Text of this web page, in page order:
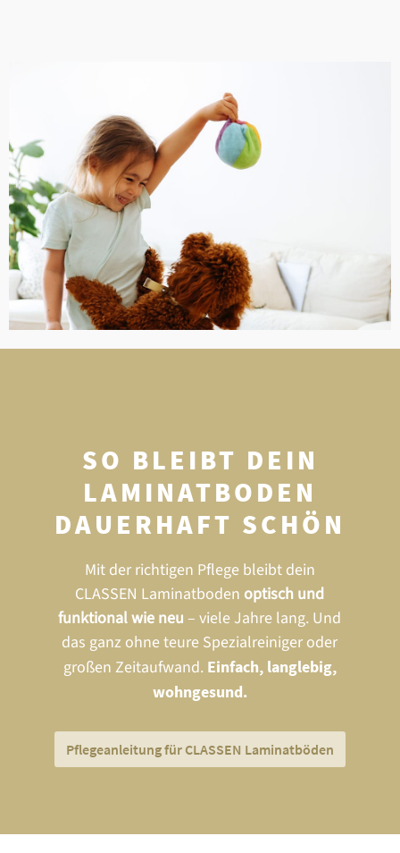
SO BLEIBT DEIN
LAMINATBODEN
DAUERHAFT SCHÖN
Mit der richtigen Pflege bleibt dein
CLASSEN Laminatboden optisch und
funktional wie neu – viele Jahre lang. Und
das ganz ohne teure Spezialreiniger oder
großen Zeitaufwand. Einfach, langlebig,
wohngesund.
Pflegeanleitung für CLASSEN Laminatböden